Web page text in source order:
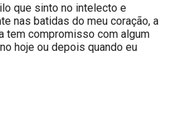
que sinto no intelecto e
nas batidas do meu coração, a
tem compromisso com algum
hoje ou depois quando eu